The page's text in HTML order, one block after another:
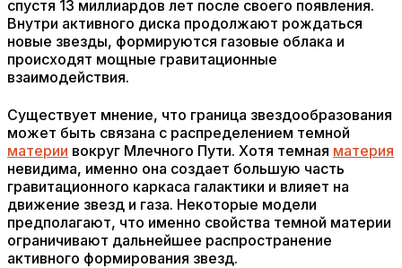
спустя 13 миллиардов лет после своего появления.
Внутри активного диска продолжают рождаться
новые звезды, формируются газовые облака и
происходят мощные гравитационные
взаимодействия.
Существует мнение, что граница звездообразования
может быть связана с распределением темной
материи вокруг Млечного Пути. Хотя темная материя
невидима, именно она создает большую часть
гравитационного каркаса галактики и влияет на
движение звезд и газа. Некоторые модели
предполагают, что именно свойства темной материи
ограничивают дальнейшее распространение
активного формирования звезд.